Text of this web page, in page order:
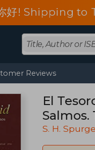
好! Shipping to
Reviews
El
Salmos.
S. H.